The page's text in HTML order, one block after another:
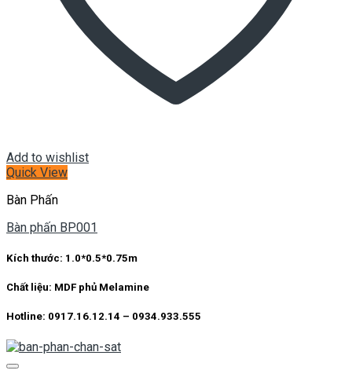
Add to wishlist
Quick View
Bàn Phấn
Bàn phấn BP001
Kích thước: 1.0*0.5*0.75m
Chất liệu: MDF phủ Melamine
Hotline: 0917.16.12.14 – 0934.933.555